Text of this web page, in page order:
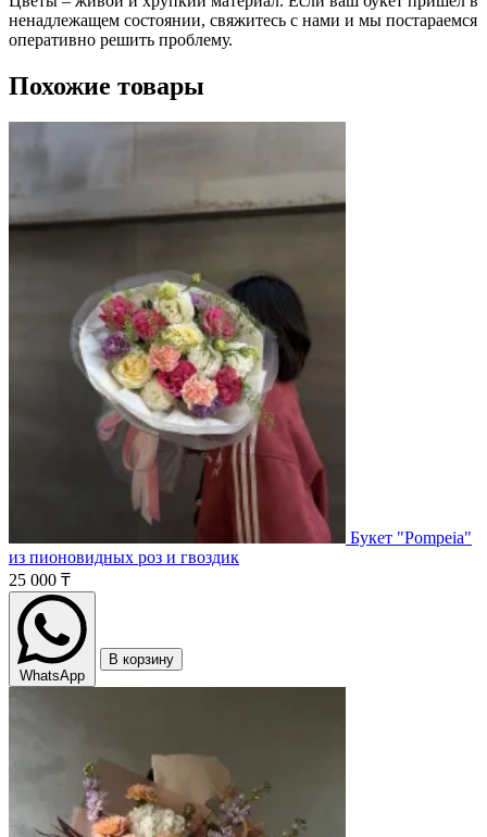
ненадлежащем состоянии, свяжитесь с нами и мы постараемся
оперативно решить проблему.
Похожие товары
Букет "Pompeia"
из пионовидных роз и гвоздик
25 000 ₸
WhatsApp
В корзину